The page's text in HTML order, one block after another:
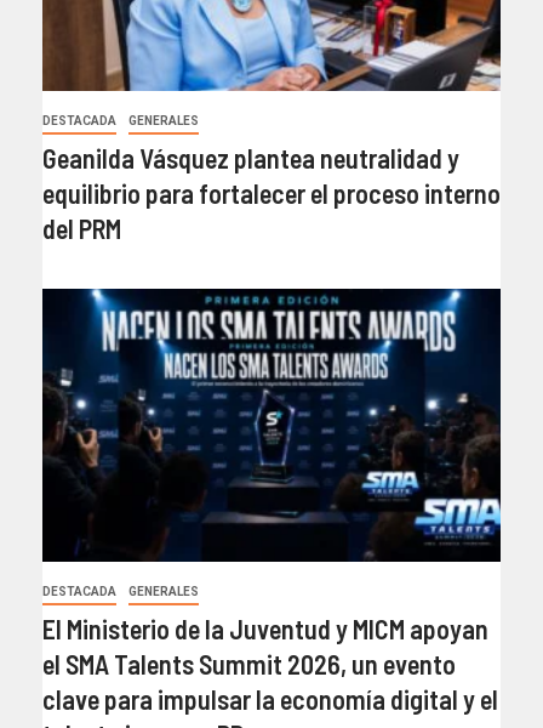
DESTACADA GENERALES
Geanilda Vásquez plantea neutralidad y
equilibrio para fortalecer el proceso interno
del PRM
DESTACADA GENERALES
El Ministerio de la Juventud y MICM apoyan
el SMA Talents Summit 2026, un evento
clave para impulsar la economía digital y el